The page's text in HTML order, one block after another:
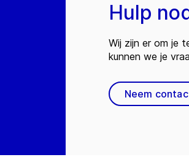
Hulp
Wij zijn er om je
kunnen we je
Neem